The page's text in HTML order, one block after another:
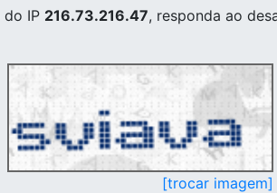
do IP 216.73.216.47, responda ao
[trocar imagem]